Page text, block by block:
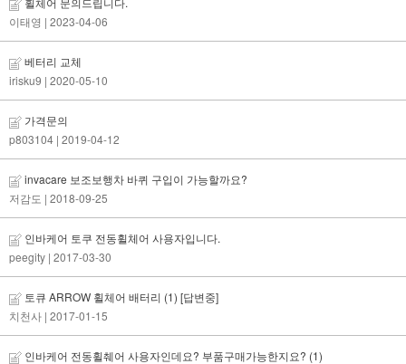
이태영 | 2023-04-06
베터리 교체
irisku9 | 2020-05-10
가격문의
p803104 | 2019-04-12
invacare 보조보행차 바퀴 구입이 가능할까요?
저감도 | 2018-09-25
인바케어 토쿠 전동휠체어 사용자입니다.
peegity | 2017-03-30
토큐 ARROW 휠체어 배터리 (1) [답변중]
치천사 | 2017-01-15
인바케어 전동휠췌어 사용자인데요? 부품구매가능한지요? (1)